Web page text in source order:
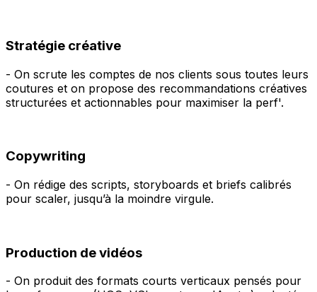
Stratégie créative
- On scrute les comptes de nos clients sous toutes leurs
coutures et on propose des recommandations créatives
structurées et actionnables pour maximiser la perf'.
Copywriting
- On rédige des scripts, storyboards et briefs calibrés
pour scaler, jusqu’à la moindre virgule.
Production de vidéos
- On produit des formats courts verticaux pensés pour